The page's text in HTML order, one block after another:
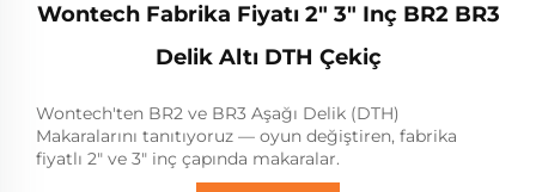
Wontech Fabrika Fiyatı 2" 3" Inç BR2 BR3
Delik Altı DTH Çekiç
Wontech'ten BR2 ve BR3 Aşağı Delik (DTH)
Makaralarını tanıtıyoruz — oyun değiştiren, fabrika
fiyatlı 2" ve 3" inç çapında makaralar.